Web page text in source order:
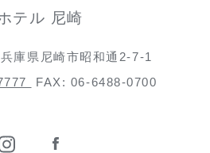
テル 尼崎
兵庫県尼崎市昭和通2-7-1
FAX: 06-6488-0700